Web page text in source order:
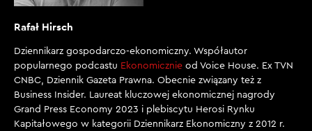
Rafał Hirsch
Dziennikarz gospodarczo-ekonomiczny. Współautor
popularnego podcastu Ekonomicznie od Voice House. Ex TVN
CNBC, Dziennik Gazeta Prawna. Obecnie związany też z
Business Insider. Laureat kluczowej ekonomicznej nagrody
Grand Press Economy 2023 i plebiscytu Herosi Rynku
Kapitałowego w kategorii Dziennikarz Ekonomiczny z 2012 r.